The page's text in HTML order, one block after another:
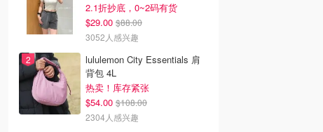
2.1折抄底，0~2码有货
$29.00 $88.00
3052人感兴趣
lululemon City Essentials 肩
背包 4L
热卖！库存紧张
$54.00 $108.00
2304人感兴趣